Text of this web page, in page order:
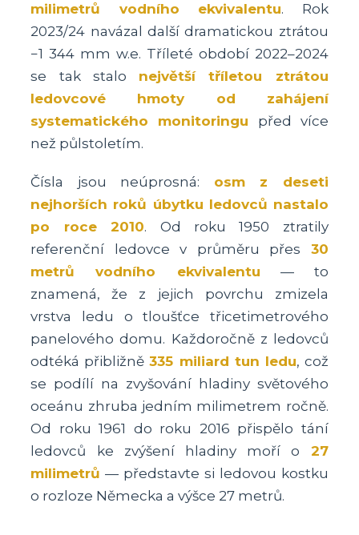
milimetrů vodního ekvivalentu. Rok
2023/24 navázal další dramatickou ztrátou
−1 344 mm w.e. Tříleté období 2022–2024
se tak stalo největší tříletou ztrátou
ledovcové hmoty od zahájení
systematického monitoringu před více
než půlstoletím.
Čísla jsou neúprosná: osm z deseti
nejhorších roků úbytku ledovců nastalo
po roce 2010. Od roku 1950 ztratily
referenční ledovce v průměru přes 30
metrů vodního ekvivalentu — to
znamená, že z jejich povrchu zmizela
vrstva ledu o tloušťce třicetimetrového
panelového domu. Každoročně z ledovců
odtéká přibližně335 miliard tun ledu, což
se podílí na zvyšování hladiny světového
oceánu zhruba jedním milimetrem ročně.
Od roku 1961 do roku 2016 přispělo tání
ledovců ke zvýšení hladiny moří o 27
milimetrů — představte si ledovou kostku
o rozloze Německa a výšce 27 metrů.